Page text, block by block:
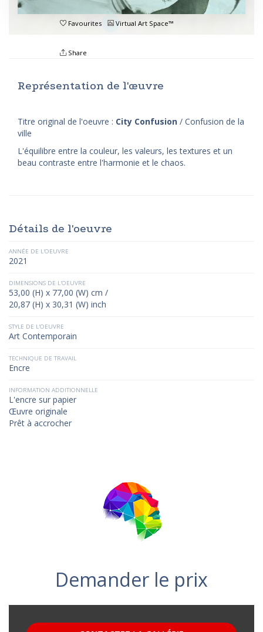
Favourites Virtual Art Space™
Share
Représentation de l'œuvre
Titre original de l'oeuvre : City Confusion / Confusion de la
ville
L'équilibre entre la couleur, les valeurs, les textures et un
beau contraste entre l'harmonie et le chaos.
Détails de l'oeuvre
ANNÉE DE L'OEUVRE
2021
DIMENSIONS DE L'OEUVRE
53,00 (H) x 77,00 (W) cm /
20,87 (H) x 30,31 (W) inch
STYLE DE L'OEUVRE
Art Contemporain
TECHNIQUE DE TRAVAIL
Encre
INFORMATION ADDITIONNELLE
L'encre sur papier
Œuvre originale
Prêt à accrocher
Demander le prix